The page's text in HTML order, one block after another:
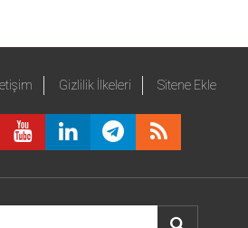
İletişim Gizlilik İlkeleri Sitene Ekle